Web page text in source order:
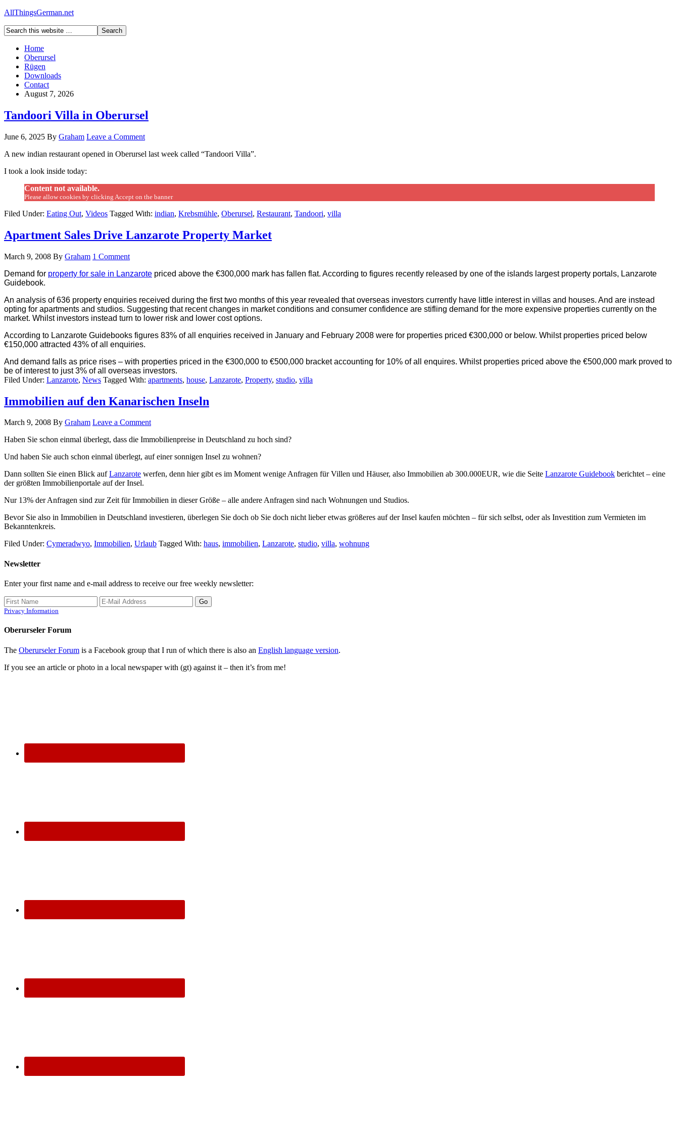
AllThingsGerman.net
Home
Oberursel
Rügen
Downloads
Contact
August 7, 2026
Tandoori Villa in Oberursel
June 6, 2025 By Graham Leave a Comment
A new indian restaurant opened in Oberursel last week called “Tandoori Villa”.
I took a look inside today:
Content not available.
Please allow cookies by clicking Accept on the banner
Filed Under: Eating Out, Videos Tagged With: indian, Krebsmühle, Oberursel, Restaurant, Tandoori, villa
Apartment Sales Drive Lanzarote Property Market
March 9, 2008 By Graham 1 Comment
Demand for property for sale in Lanzarote priced above the €300,000 mark has fallen flat. According to figures recently released by one of the islands largest property portals, Lanzarote
Guidebook.
An analysis of 636 property enquiries received during the first two months of this year revealed that overseas investors currently have little interest in villas and houses. And are instead
opting for apartments and studios. Suggesting that recent changes in market conditions and consumer confidence are stifling demand for the more expensive properties currently on the
market. Whilst investors instead turn to lower risk and lower cost options.
According to Lanzarote Guidebooks figures 83% of all enquiries received in January and February 2008 were for properties priced €300,000 or below. Whilst properties priced below
€150,000 attracted 43% of all enquiries.
And demand falls as price rises – with properties priced in the €300,000 to €500,000 bracket accounting for 10% of all enquires. Whilst properties priced above the €500,000 mark proved to
be of interest to just 3% of all overseas investors.
Filed Under: Lanzarote, News Tagged With: apartments, house, Lanzarote, Property, studio, villa
Immobilien auf den Kanarischen Inseln
March 9, 2008 By Graham Leave a Comment
Haben Sie schon einmal überlegt, dass die Immobilienpreise in Deutschland zu hoch sind?
Und haben Sie auch schon einmal überlegt, auf einer sonnigen Insel zu wohnen?
Dann sollten Sie einen Blick aufLanzarote werfen, denn hier gibt es im Moment wenige Anfragen für Villen und Häuser, also Immobilien ab 300.000EUR, wie die Seite Lanzarote Guidebook berichtet – eine
der größten Immobilienportale auf der Insel.
Nur 13% der Anfragen sind zur Zeit für Immobilien in dieser Größe – alle andere Anfragen sind nach Wohnungen und Studios.
Bevor Sie also in Immobilien in Deutschland investieren, überlegen Sie doch ob Sie doch nicht lieber etwas größeres auf der Insel kaufen möchten – für sich selbst, oder als Investition zum Vermieten im
Bekanntenkreis.
Filed Under: Cymeradwyo, Immobilien, Urlaub Tagged With: haus, immobilien, Lanzarote, studio, villa, wohnung
Newsletter
Enter your first name and e-mail address to receive our free weekly newsletter:
Privacy Information
Oberurseler Forum
The Oberurseler Forum is a Facebook group that I run of which there is also an English language version.
If you see an article or photo in a local newspaper with (gt) against it – then it’s from me!